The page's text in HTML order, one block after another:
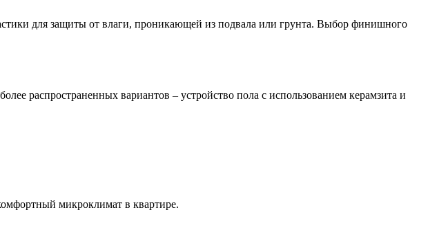
для защиты от влаги, проникающей из подвала или грунта. Выбор финишного
распространенных вариантов – устройство пола с использованием керамзита и
микроклимат в квартире.